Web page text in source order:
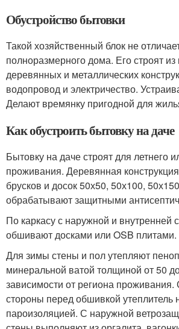
Обустройство бытовки
Такой хозяйственный блок не
полноразмерного дома. Его строят
деревянных и металлических
водопровод и электричество.
Делают времянку пригодной для
Как обустроить бытовку на даче
Бытовку на даче строят для летнего
проживания. Деревянная
брусков и досок 50х50, 50х100,
обрабатывают защитными
По каркасу с наружной и внутренней
обшивают досками или OSB плитами.
Для зимы стены и пол утепляют
минеральной ватой толщиной от 50
зависимости от региона проживания.
стороны перед обшивкой утеплитель
пароизоляцией. С наружной